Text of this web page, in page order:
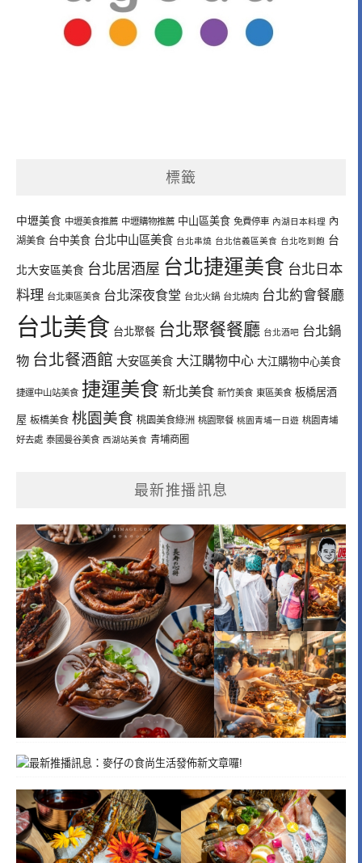
標籤
中壢美食 中壢美食推薦 中壢購物推薦 中山區美食 免費停車 內湖日本料理 內
湖美食 台中美食 台北中山區美食 台北串燒 台北信義區美食 台北吃到飽 台
北大安區美食 台北居酒屋 台北捷運美食 台北日本
料理 台北東區美食 台北深夜食堂 台北火鍋 台北燒肉 台北約會餐廳
台北美食 台北聚餐 台北聚餐餐廳 台北酒吧 台北鍋
物 台北餐酒館 大安區美食 大江購物中心 大江購物中心美食
捷運中山站美食 捷運美食 新北美食 新竹美食 東區美食 板橋居酒
屋 板橋美食 桃園美食 桃園美食綠洲 桃園聚餐 桃園青埔一日遊 桃園青埔
好去處 泰國曼谷美食 西湖站美食 青埔商圈
最新推播訊息